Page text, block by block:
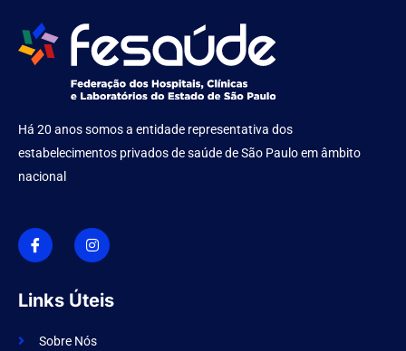
Há 20 anos somos a entidade representativa dos
estabelecimentos privados de saúde de São Paulo em âmbito
nacional
I
c
o
n
f
a
e
I
n
s
t
g
r
m
Links Úteis
Sobre Nós